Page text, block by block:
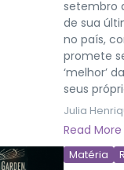
setembro
de sua
no país,
promete
‘melhor’
seus
Julia
Read More
Matéria